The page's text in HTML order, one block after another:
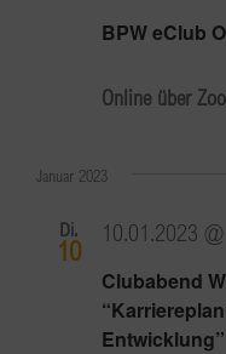
BPW eClub
Online über
Januar 2023
Di.
10
Clubabend
Entwicklung”
10.01.2023